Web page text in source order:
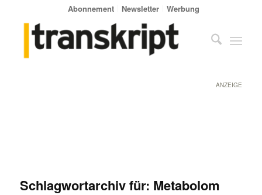
Abonnement Newsletter Werbung
ANZEIGE
Schlagwortarchiv für: Metabolom